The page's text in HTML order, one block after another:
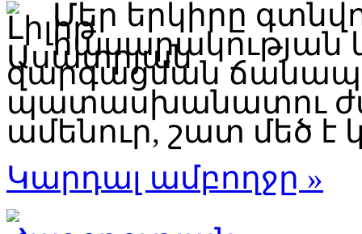
Մեր երկիրը
հասարակության
զարգացման
պատասխանատու
ամենուր, շատ մեծ է
Կարդալ ամբողջը »